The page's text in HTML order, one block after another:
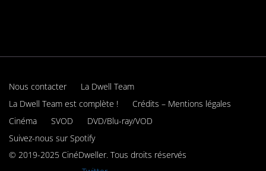
Nous contacter
La Dwell Team
La Dwell Team est complète !
Crédits – Mentions légales
Cinéma
SVOD
DVD/Blu-ray/VOD
Suivez-nous sur Spotify
© 2019-2025 CinéDweller. Tous droits réservés